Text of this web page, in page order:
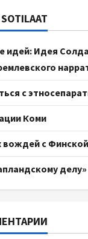
идей: Идея
с
Коми
вождей с
делу»